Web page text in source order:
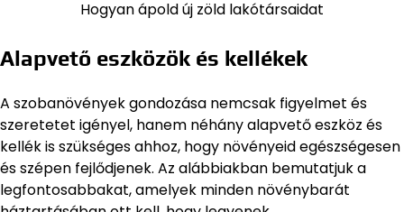
Hogyan ápold új zöld lakótársaidat
Alapvető eszközök és kellékek
A szobanövények gondozása nemcsak figyelmet és
szeretetet igényel, hanem néhány alapvető eszköz és
kellék is szükséges ahhoz, hogy növényeid egészségesen
és szépen fejlődjenek. Az alábbiakban bemutatjuk a
legfontosabbakat, amelyek minden növénybarát